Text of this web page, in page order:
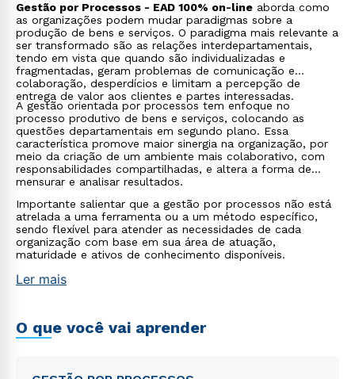
Gestão por Processos - EAD 100% on-line aborda como
as organizações podem mudar paradigmas sobre a
produção de bens e serviços. O paradigma mais relevante a
ser transformado são as relações interdepartamentais,
tendo em vista que quando são individualizadas e
fragmentadas, geram problemas de comunicação e
colaboração, desperdícios e limitam a percepção de
entrega de valor aos clientes e partes interessadas.
A gestão orientada por processos tem enfoque no
processo produtivo de bens e serviços, colocando as
questões departamentais em segundo plano. Essa
característica promove maior sinergia na organização, por
meio da criação de um ambiente mais colaborativo, com
responsabilidades compartilhadas, e altera a forma de
mensurar e analisar resultados.
Importante salientar que a gestão por processos não está
atrelada a uma ferramenta ou a um método específico,
sendo flexível para atender as necessidades de cada
organização com base em sua área de atuação,
maturidade e ativos de conhecimento disponíveis.
Ler mais
O que você vai aprender